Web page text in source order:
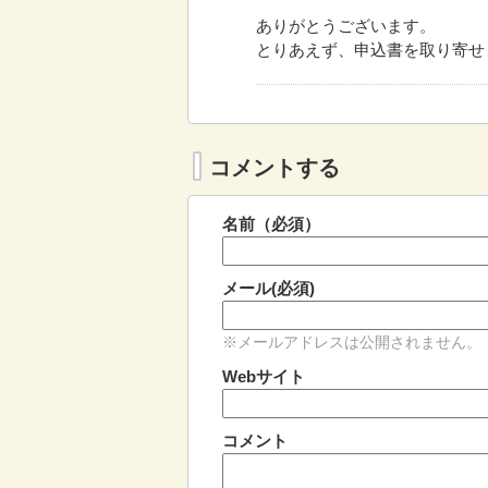
ありがとうございます。
とりあえず、申込書を取り寄
コメントする
名前（必須）
メール(必須)
※メールアドレスは公開されません。
Webサイト
コメント